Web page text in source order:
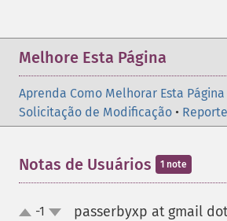
Melhore Esta Página
Aprenda Como Melhorar Esta Página
Solicitação de Modificação •
Notas de Usuários 1 note
up-1 passerbyxp at gmail